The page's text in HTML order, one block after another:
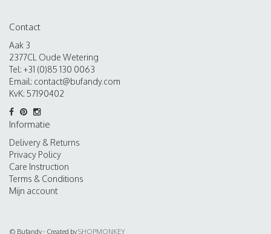
Contact
Aak 3
2377CL Oude Wetering
Tel: +31 (0)85 130 0063
Email: contact@bufandy.com
KvK: 57190402
Informatie
Delivery & Returns
Privacy Policy
Care Instruction
Terms & Conditions
Mijn account
© Bufandy - Created bySHOPMONKEY